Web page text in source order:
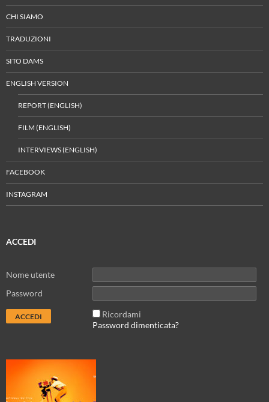
CHI SIAMO
TRADUZIONI
SITO DAMS
ENGLISH VERSION
REPORT (ENGLISH)
FILM (ENGLISH)
INTERVIEWS (ENGLISH)
FACEBOOK
INSTAGRAM
ACCEDI
Nome utente
Password
Ricordami
Password dimenticata?